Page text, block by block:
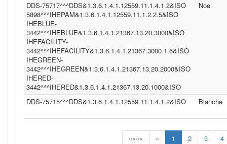
«««« « 1 2 3 4
DDS-75717^^^DDS&1.3.6.1.4.1.12559.11.1.4.1.2&ISO
5898^^^IHEPAM&1.3.6.1.4.1.12559.11.1.2.2.5&ISO
IHEBLUE-
3442^^^IHEBLUE&1.3.6.1.4.1.21367.13.20.3000&ISO
IHEFACILITY-
3442^^^IHEFACILITY&1.3.6.1.4.1.21367.3000.1.6&ISO
IHEGREEN-
3442^^^IHEGREEN&1.3.6.1.4.1.21367.13.20.2000&ISO
IHERED-
3442^^^IHERED&1.3.6.1.4.1.21367.13.20.1000&ISO
Noe
DDS-75715^^^DDS&1.3.6.1.4.1.12559.11.1.4.1.2&ISO Blanche